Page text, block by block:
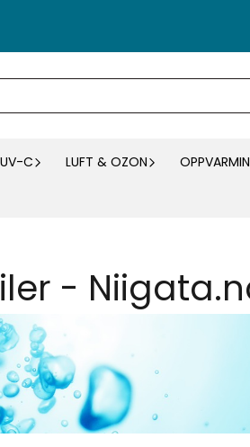
UV-C LUFT & OZON
-